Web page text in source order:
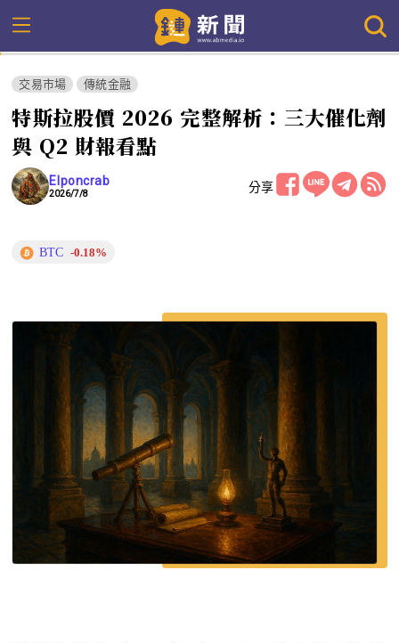
交易市場 傳統金融
特斯拉股價 2026 完整解析：三大催化劑
與 Q2 財報看點
Elponcrab
2026/7/8 分享
BTC -0.18%